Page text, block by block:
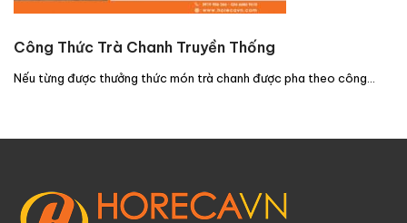
Công Thức Trà Chanh Truyền Thống
Nếu từng được thưởng thức món trà chanh được pha theo công…